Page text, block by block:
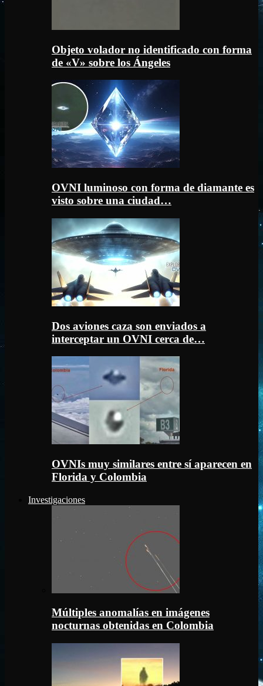
Objeto volador no identificado con forma
de «V» sobre los Ángeles
OVNI luminoso con forma de diamante es
visto sobre una ciudad…
Dos aviones caza son enviados a
interceptar un OVNI cerca de…
OVNIs muy similares entre sí aparecen en
Florida y Colombia
Investigaciones
Múltiples anomalías en imágenes
nocturnas obtenidas en Colombia